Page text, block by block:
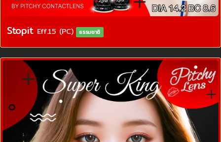
Stopit Eff.15 (PC) ธรรมชาติ